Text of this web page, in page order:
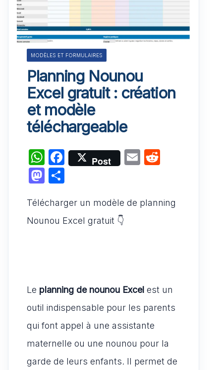
MODÈLES ET FORMULAIRES
Planning Nounou
Excel gratuit : création
et modèle
téléchargeable
W
h
at
s
A
F
a
e
b
Post
E
l
di
M
st
o
ta
g
Télécharger un modèle de planning
Nounou Excel gratuit 👇
Le planning de nounou Excel est un
outil indispensable pour les parents
qui font appel à une assistante
maternelle ou une nounou pour la
garde de leurs enfants. Il permet de